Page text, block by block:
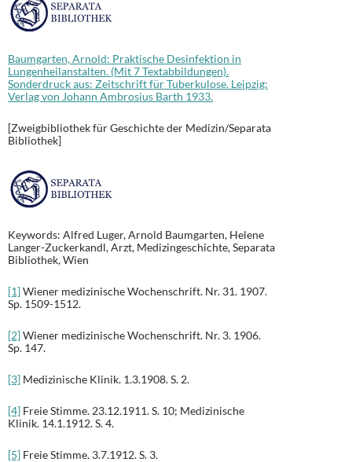
Baumgarten, Arnold: Praktische Desinfektion in
Lungenheilanstalten. (Mit 7 Textabbildungen).
Sonderdruck aus: Zeitschrift für Tuberkulose. Leipzig:
Verlag von Johann Ambrosius Barth 1933.
[Zweigbibliothek für Geschichte der Medizin/Separata
Bibliothek]
Keywords: Alfred Luger, Arnold Baumgarten, Helene
Langer-Zuckerkandl, Arzt, Medizingeschichte, Separata
Bibliothek, Wien
[1]Wiener medizinische Wochenschrift. Nr. 31. 1907.
Sp. 1509-1512.
[2]Wiener medizinische Wochenschrift. Nr. 3. 1906.
Sp. 147.
[3] Medizinische Klinik. 1.3.1908. S. 2.
[4] Freie Stimme. 23.12.1911. S. 10; Medizinische
Klinik. 14.1.1912. S. 4.
[5] Freie Stimme. 3.7.1912. S. 3.